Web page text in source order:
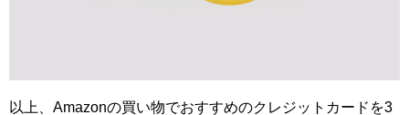
以上、Amazonの買い物でおすすめのクレジットカードを3